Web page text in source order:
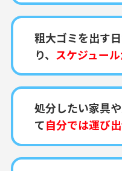
粗大ゴミを出す
り、 スケジュー
処分したい家具
て自分では運び